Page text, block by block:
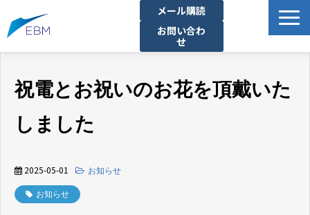
メール購読
お問い合わ
せ
製品・サービス一覧
祝電とお祝いのお花を頂戴いた
しました
2025-05-01 お知らせ
お知らせ